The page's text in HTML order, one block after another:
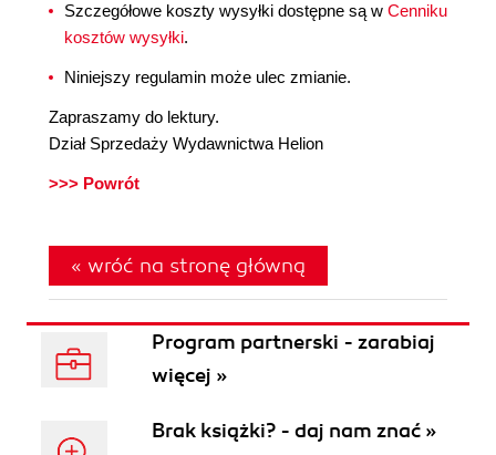
Szczegółowe koszty wysyłki dostępne są w Cenniku
kosztów wysyłki.
Niniejszy regulamin może ulec zmianie.
Zapraszamy do lektury.
Dział Sprzedaży Wydawnictwa Helion
>>> Powrót
« wróć na stronę główną
Program partnerski - zarabiaj
więcej »
Brak książki? - daj nam znać »